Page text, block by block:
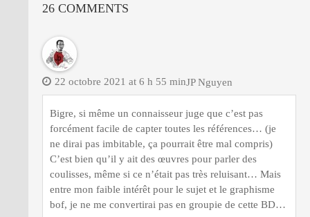
26 COMMENTS
JP Nguyen
22 octobre 2021 at 6 h 55 min
Bigre, si même un connaisseur juge que c’est pas
forcément facile de capter toutes les références… (je
ne dirai pas imbitable, ça pourrait être mal compris)
C’est bien qu’il y ait des œuvres pour parler des
coulisses, même si ce n’était pas très reluisant… Mais
entre mon faible intérêt pour le sujet et le graphisme
bof, je ne me convertirai pas en groupie de cette BD…